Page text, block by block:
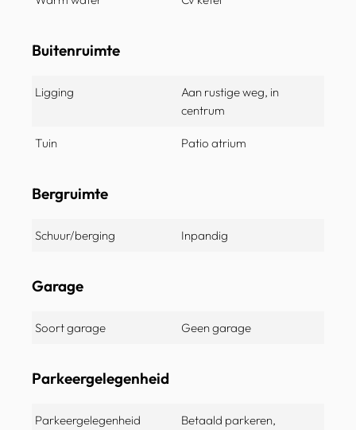
Buitenruimte
Ligging
Aan rustige weg, in
centrum
Tuin Patio atrium
Bergruimte
Schuur/berging Inpandig
Garage
Soort garage Geen garage
Parkeergelegenheid
Parkeergelegenheid
Betaald parkeren,